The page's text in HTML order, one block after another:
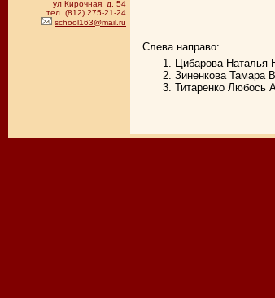
ул Кирочная, д. 54
тел. (812) 275-21-24
school163@mail.ru
Слева направо:
Цибарова Наталья
Зиненкова Тамара
Титаренко Любось